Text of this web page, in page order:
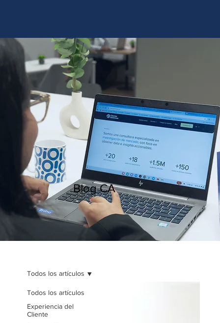
Blog CA
Todos los artículos
Experiencia del
Cliente
Todos los artículos